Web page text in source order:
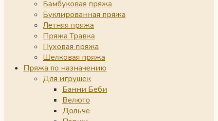
Бамбуковая пряжа
Буклированная пряжа
Летняя пряжа
Пряжа Травка
Пуховая пряжа
Шелковая пряжа
Пряжа по назначению
Для игрушек
Банни Беби
Велюто
Дольче